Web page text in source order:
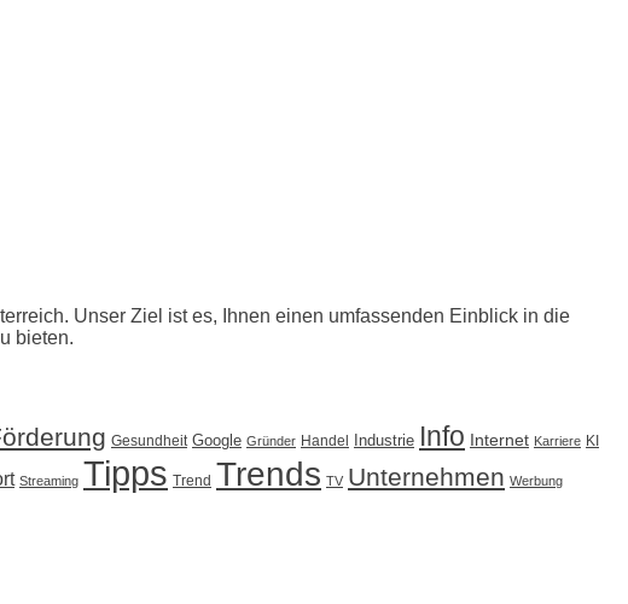
Unser Ziel ist es, Ihnen einen umfassenden Einblick in die
bieten.
Gesundheit Google Gründer Handel Industrie Info Internet Karriere KI
Streaming Tipps Trend Trends TV Unternehmen Werbung